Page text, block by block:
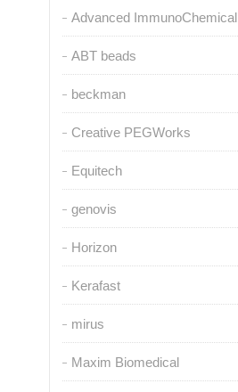
Advanced ImmunoChemical
ABT beads
beckman
Creative PEGWorks
Equitech
genovis
Horizon
Kerafast
mirus
Maxim Biomedical